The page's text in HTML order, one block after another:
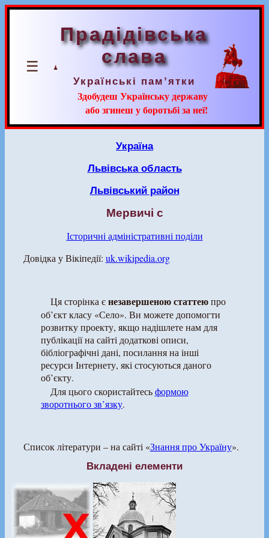
☰
Прадідівська
слава
Українські пам’ятки
Здобудеш Українську державу
або згинеш у боротьбі за неї!
Україна
Львівська область
Львівський район
Мервичі с
Історичні адміністративні поділи
Довідка у Вікіпедії: uk.wikipedia.org
Ця сторінка єнезавершеною статтеюпро
об’єкт класу «Село». Ви можете допомогти
розвитку проекту, якщо надішлете нам для
публікації на сайті додаткові описи,
бібліографічні дані, посилання на інші
ресурси Інтернету, які стосуються даного
об’єкту.
Для цього скористайтесьформою
зворотнього зв’язку.
Список літератури – на сайті «Знання про Україну».
Вкладені елементи